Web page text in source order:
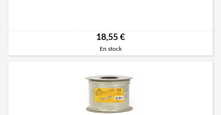
18,55 €
En stock